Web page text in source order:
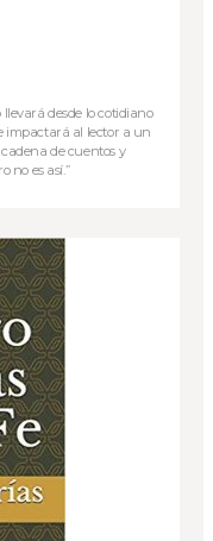
desde lo cotidiano
impactará al lector a un
de cuentos y
no es así.”